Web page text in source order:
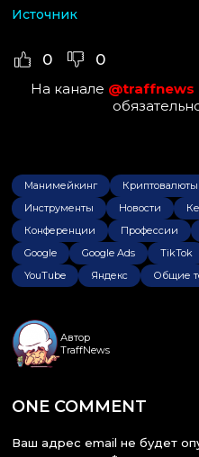
Источник
0 0
На канале @traffnews
Манимейкинг Криптовалюты
Инструменты
Новости
Конференции
Профессии
Google
Google Ads TikTok
YouTube
Яндекс Общие
Автор
TraffNews
ONE COMMENT
Ваш адрес email не будет